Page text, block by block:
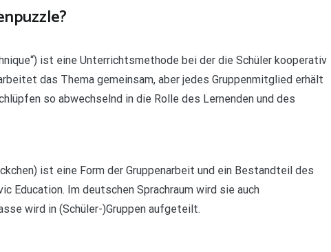
ist eine Unterrichtsmethode bei der die Schüler kooperativ
das Thema gemeinsam, aber jedes Gruppenmitglied erhält
so abwechselnd in die Rolle des Lernenden und des
ist eine Form der Gruppenarbeit und ein Bestandteil des
Education. Im deutschen Sprachraum wird sie auch
wird in (Schüler-)Gruppen aufgeteilt.